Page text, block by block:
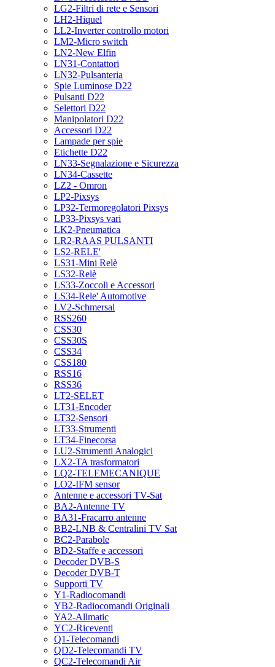
LG2-Filtri di rete e Sensori
LH2-Hiquel
LL2-Inverter controllo motori
LM2-Micro switch
LN2-New Elfin
LN31-Contattori
LN32-Pulsanteria
Spie Luminose D22
Pulsanti D22
Selettori D22
Manipolatori D22
Accessori D22
Lampade per spie
Etichette D22
LN33-Segnalazione e Sicurezza
LN34-Cassette
LZ2 - Omron
LP2-Pixsys
LP32-Termoregolatori Pixsys
LP33-Pixsys vari
LK2-Pneumatica
LR2-RAAS PULSANTI
LS2-RELE'
LS31-Mini Relè
LS32-Relè
LS33-Zoccoli e Accessori
LS34-Rele' Automotive
LV2-Schmersal
RSS260
CSS30
CSS30S
CSS34
CSS180
RSS16
RSS36
LT2-SELET
LT31-Encoder
LT32-Sensori
LT33-Strumenti
LT34-Finecorsa
LU2-Strumenti Analogici
LX2-TA trasformatori
LQ2-TELEMECANIQUE
LO2-IFM sensor
Antenne e accessori TV-Sat
BA2-Antenne TV
BA31-Fracarro antenne
BB2-LNB & Centralini TV Sat
BC2-Parabole
BD2-Staffe e accessori
Decoder DVB-S
Decoder DVB-T
Supporti TV
Y1-Radiocomandi
YB2-Radiocomandi Originali
YA2-Allmatic
YC2-Riceventi
Q1-Telecomandi
QD2-Telecomandi TV
QC2-Telecomandi Air